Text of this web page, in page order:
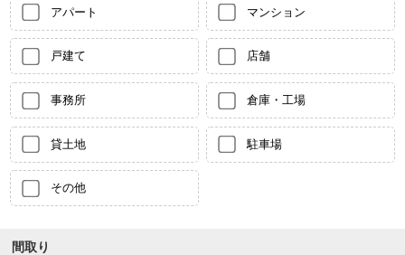
アパート マンション
戸建て 店舗
事務所 倉庫・工場
貸土地 駐車場
その他
間取り